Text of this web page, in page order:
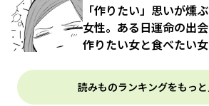
「作りたい」思いが燻
女性。ある日運命の出
作りたい女と食べたい女
読みものランキングをもっと